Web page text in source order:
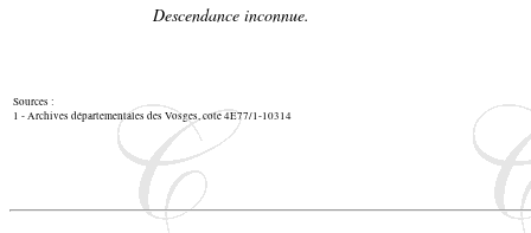
Descendance inconnue.
Sources :
1 - Archives départementales des Vosges, cote 4E77/1-10314